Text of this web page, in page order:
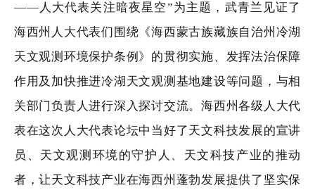
——人大代表关注暗夜星空”为主题，武青兰见证了
海西州人大代表们围绕《海西蒙古族藏族自治州冷湖
天文观测环境保护条例》的贯彻实施、发挥法治保障
作用及加快推进冷湖天文观测基地建设等问题，与相
关部门负责人进行深入探讨交流。海西州各级人大代
表在这次人大代表论坛中当好了天文科技发展的宣讲
员、天文观测环境的守护人、天文科技产业的推动
者，让天文科技产业在海西州蓬勃发展提供了坚实保